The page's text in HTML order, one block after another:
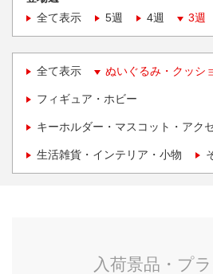
全て表示
5週 4週 3週
全て表示 ぬいぐるみ・クッシ
フィギュア・ホビー
キーホルダー・マスコット・アク
生活雑貨・インテリア・小物